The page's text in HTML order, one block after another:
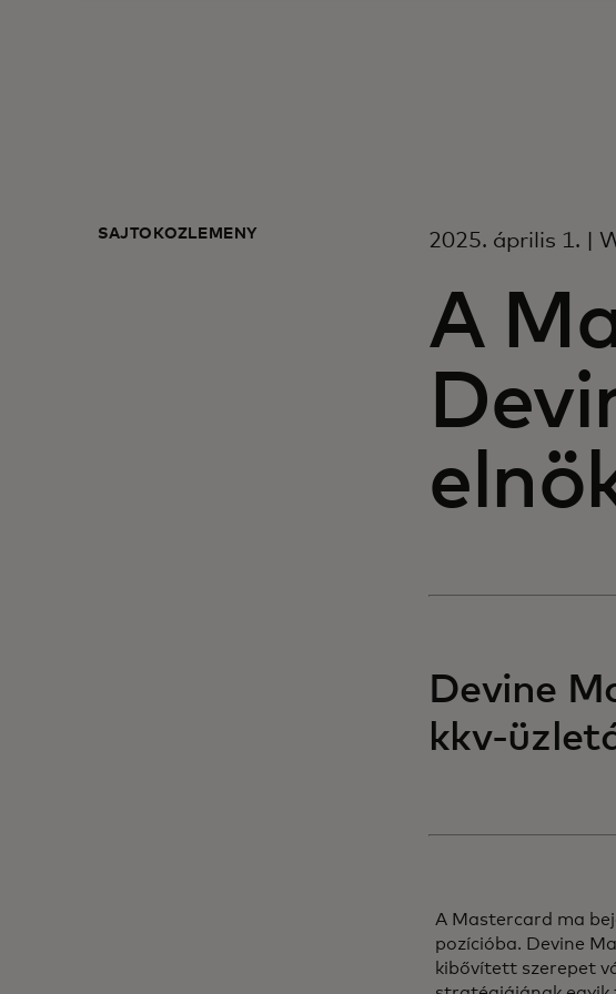
SAJTÓKÖZLEMÉNY 2025. április 1. |
A
Devine
kkv-
A Mastercard ma
pozícióba. Devine
kibővített szerepet